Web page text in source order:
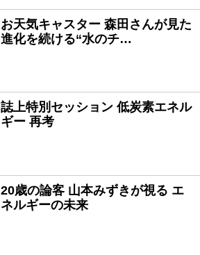
お天気キャスター 森田さんが見た
進化を続ける“水のチ…
誌上特別セッション 低炭素エネル
ギー 再考
20歳の論客 山本みずきが視る エ
ネルギーの未来